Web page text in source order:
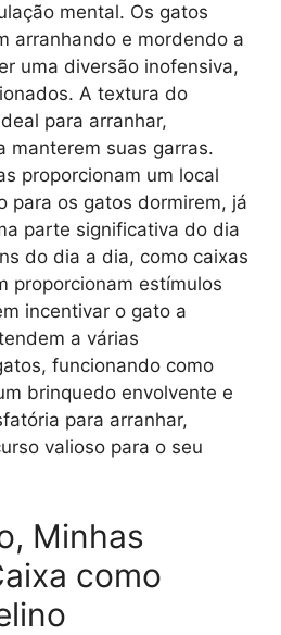
mental. Os gatos
arranhando e mordendo a
uma diversão inofensiva,
A textura do
para arranhar,
manterem suas garras.
proporcionam um local
para os gatos dormirem, já
parte significativa do dia
do dia a dia, como caixas
proporcionam estímulos
incentivar o gato a
a várias
funcionando como
brinquedo envolvente e
para arranhar,
valioso para o seu
Minhas
como